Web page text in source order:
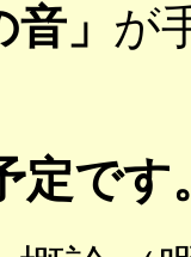
音」 が
定です